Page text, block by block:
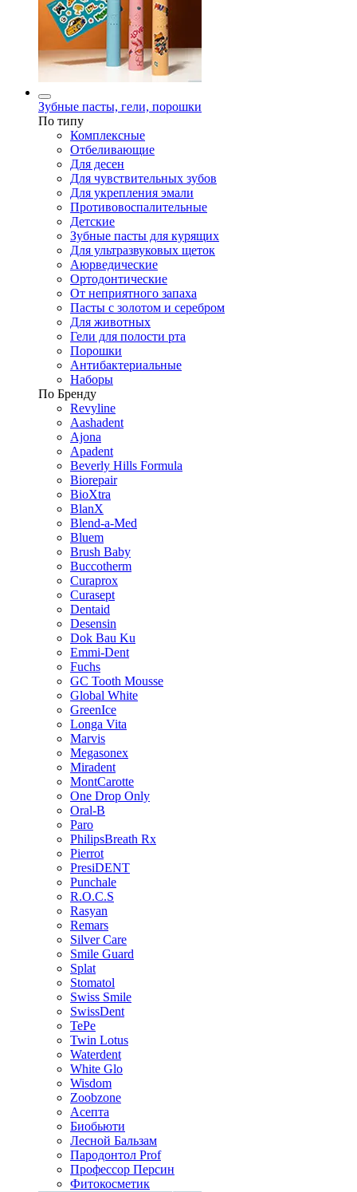
Зубные пасты, гели, порошки
По типу
Комплексные
Отбеливающие
Для десен
Для чувствительных зубов
Для укрепления эмали
Противовоспалительные
Детские
Зубные пасты для курящих
Для ультразвуковых щеток
Аюрведические
Ортодонтические
От неприятного запаха
Пасты с золотом и серебром
Для животных
Гели для полости рта
Порошки
Антибактериальные
Наборы
По Бренду
Revyline
Aashadent
Ajona
Apadent
Beverly Hills Formula
Biorepair
BioXtra
BlanX
Blend-a-Med
Bluem
Brush Baby
Buccotherm
Curaprox
Curasept
Dentaid
Desensin
Dok Bau Ku
Emmi-Dent
Fuchs
GC Tooth Mousse
Global White
GreenIce
Longa Vita
Marvis
Megasonex
Miradent
MontCarotte
One Drop Only
Oral-B
Paro
PhilipsBreath Rx
Pierrot
PresiDENT
Punchale
R.O.C.S
Rasyan
Remars
Silver Care
Smile Guard
Splat
Stomatol
Swiss Smile
SwissDent
TePe
Twin Lotus
Waterdent
White Glo
Wisdom
Zoobzone
Асепта
Биобьюти
Лесной Бальзам
Пародонтол Prof
Профессор Персин
Фитокосметик